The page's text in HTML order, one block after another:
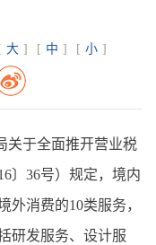
[ 大 ] [ 中 ] [ 小 ]
关于全面推开营业税
〕36号）规定，境内
外消费的10类服务，
研发服务、设计服